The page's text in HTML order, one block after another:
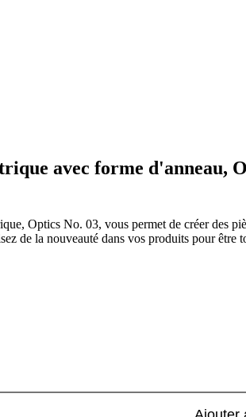
avec forme d'anneau,
Optics No. 03, vous permet de créer des
de la nouveauté dans vos produits pour être